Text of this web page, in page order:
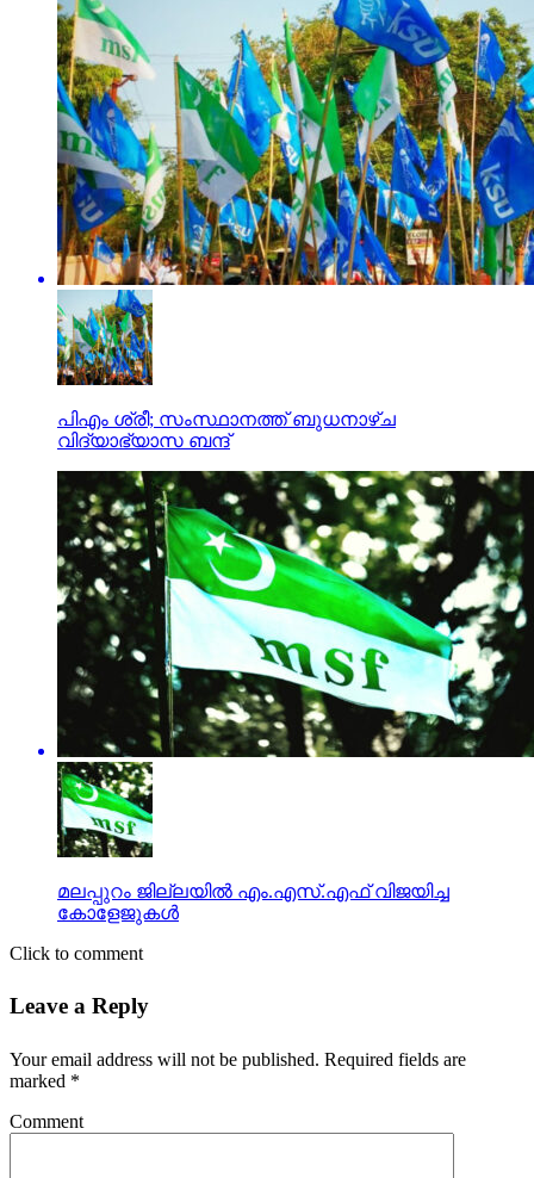
പിഎം ശ്രീ; സംസ്ഥാനത്ത് ബുധനാഴ്ച
വിദ്യാഭ്യാസ ബന്ദ്
മലപ്പുറം ജില്ലയില്‍ എം.എസ്.എഫ് വിജയിച്ച
കോളേജുകള്‍
Click to comment
Leave a Reply
Your email address will not be published. Required fields are
marked *
Comment